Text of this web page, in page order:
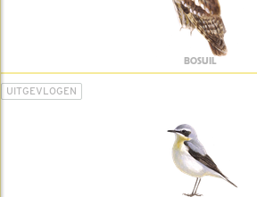
BOSUIL
UITGEVLOGEN